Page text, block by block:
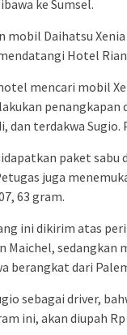
ke Sumsel.
mobil Daihatsu
Hotel
mencari mobil
penangkapan
dan terdakwa Sugio.
paket sabu
juga
63 gram.
ini dikirim atas
Maichel, sedangkan
berangkat dari
sebagai driver,
ini, akan diupah